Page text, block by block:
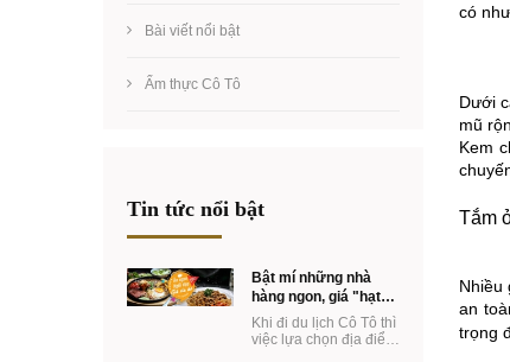
có
Dưới
mũ
Kem
Tắm
Nhiều
an
trọng
Bài viết nổi bật
Ẩm thực Cô Tô
Tin tức nổi bật
Bật mí những nhà
hàng ngon, giá "hạt
dẻ" ở Cô Tô
Khi đi du lịch Cô Tô thì
việc lựa chọn địa điểm